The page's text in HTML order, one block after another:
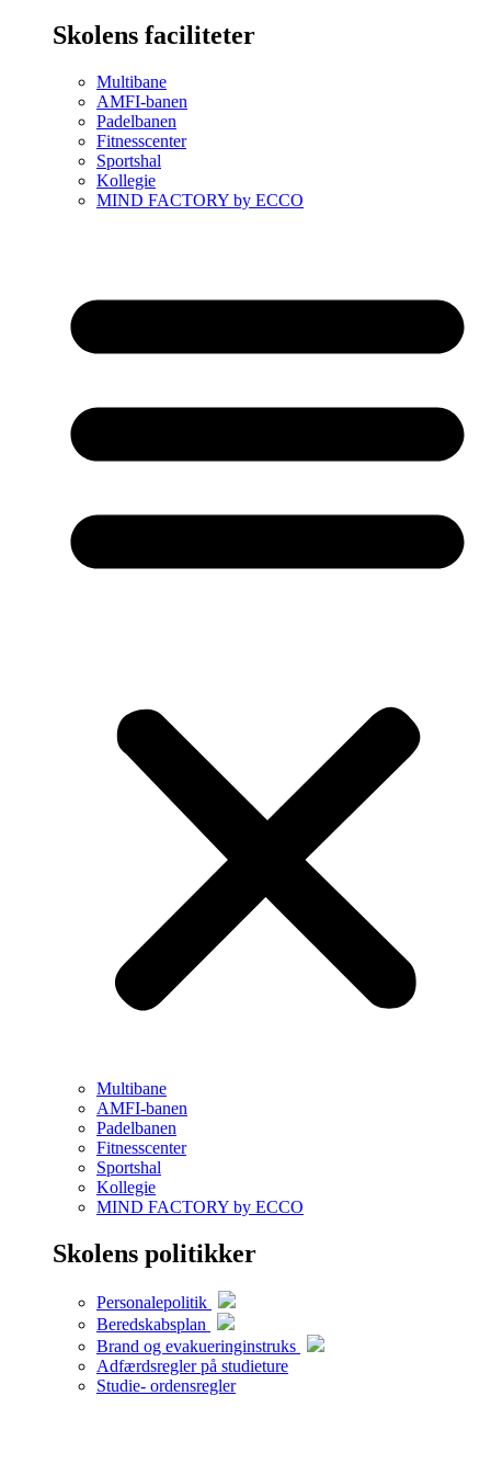
Skolens faciliteter
Multibane
AMFI-banen
Padelbanen
Fitnesscenter
Sportshal
Kollegie
MIND FACTORY by ECCO
Multibane
AMFI-banen
Padelbanen
Fitnesscenter
Sportshal
Kollegie
MIND FACTORY by ECCO
Skolens politikker
Personalepolitik
Beredskabsplan
Brand og evakueringinstruks
Adfærdsregler på studieture
Studie- ordensregler